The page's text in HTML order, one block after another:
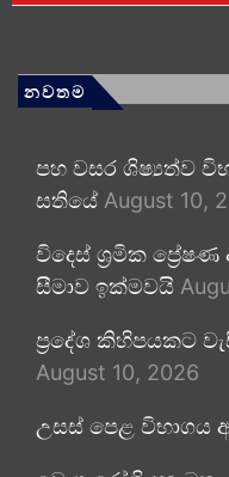
නවතම
පහ වසර ශිෂ්‍යත්ව
සතියේ August 10,
විදෙස් ශ්‍රමික
සීමාව ඉක්මවයි
ප්‍රදේශ කිහිපයකට
August 10, 2026
උසස් පෙළ විභාගය